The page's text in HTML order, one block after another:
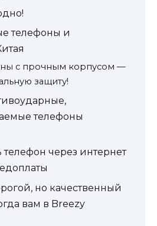
телефоны и
с прочным корпусом —
защиту!
телефоны
телефон через интернет
но качественный
вам в Breezy